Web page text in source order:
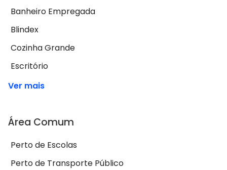
Banheiro Empregada
Blindex
Cozinha Grande
Escritório
Ver mais
Área Comum
Perto de Escolas
Perto de Transporte Público